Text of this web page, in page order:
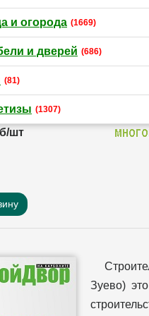
и огорода (1669)
и дверей (686)
(81)
(1307)
шт
Зуево)